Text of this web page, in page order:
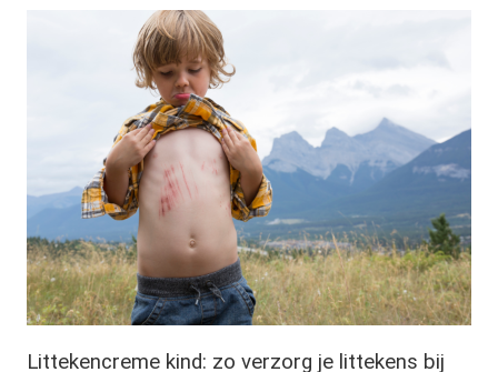
Littekencreme kind: zo verzorg je littekens bij